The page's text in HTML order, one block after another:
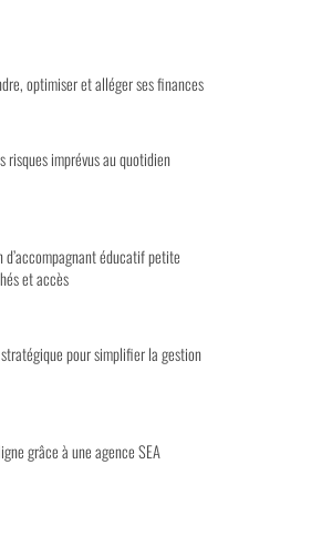
optimiser et alléger ses finances
risques imprévus au quotidien
éducatif petite
et accès
pour simplifier la gestion
grâce à une agence SEA